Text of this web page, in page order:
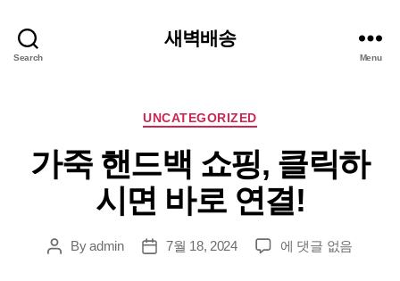
Search
새벽배송
Menu
Categories
UNCATEGORIZED
가죽 핸드백 쇼핑, 클릭하
시면 바로 연결!
PostByadmin
Post7월 18, 2024
가
에 댓글 없음